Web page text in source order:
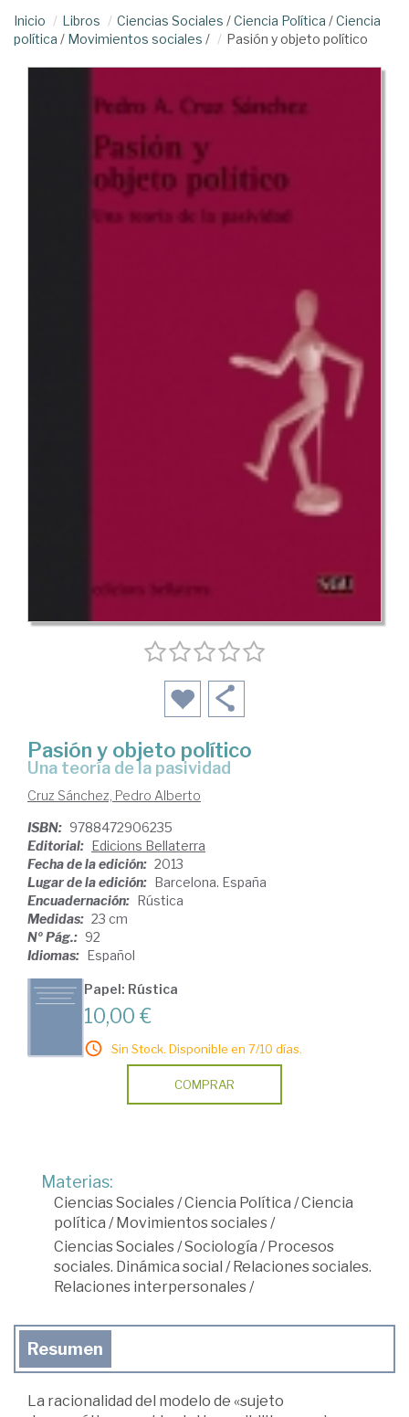
Inicio Libros Ciencias Sociales /Ciencia Política /Ciencia
política / Movimientos sociales / Pasión y objeto político
Pasión y objeto político
una teoría de la pasividad
Cruz Sánchez, Pedro Alberto
ISBN: 9788472906235
Editorial: Edicions Bellaterra
Fecha de la edición: 2013
Lugar de la edición: Barcelona. España
Encuadernación: Rústica
Medidas: 23 cm
Nº Pág.: 92
Idiomas: Español
Papel: Rústica
10,00 €
Sin Stock. Disponible en 7/10 días.
COMPRAR
Materias:
Ciencias Sociales/Ciencia Política /Ciencia
política /Movimientos sociales/
Ciencias Sociales/Sociología /Procesos
sociales. Dinámica social /Relaciones sociales.
Relaciones interpersonales/
Resumen
La racionalidad del modelo de «sujeto